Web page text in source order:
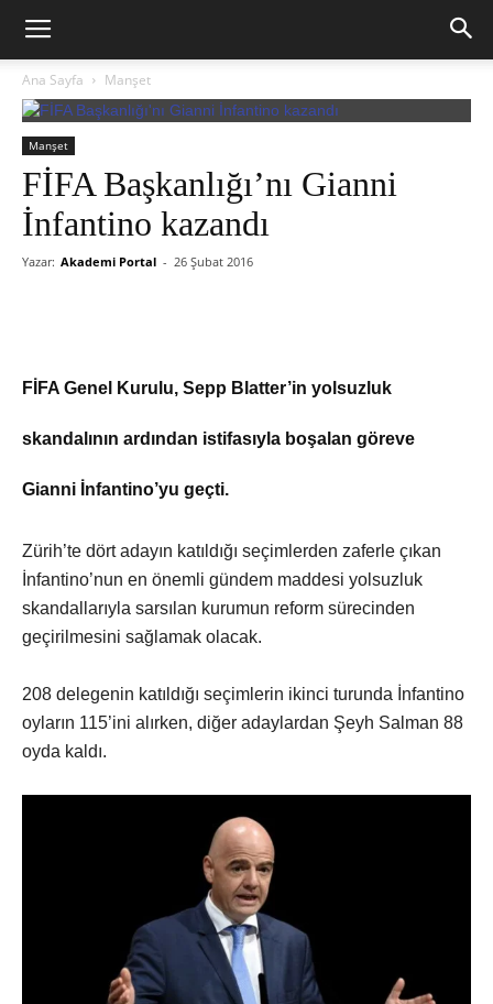
Ana Sayfa Manşet
Manşet
FİFA Başkanlığı’nı Gianni
İnfantino kazandı
Yazar: Akademi Portal - 26 Şubat 2016
FİFA Genel Kurulu, Sepp Blatter’in yolsuzluk
skandalının ardından istifasıyla boşalan göreve
Gianni İnfantino’yu geçti.
Zürih’te dört adayın katıldığı seçimlerden zaferle çıkan
İnfantino’nun en önemli gündem maddesi yolsuzluk
skandallarıyla sarsılan kurumun reform sürecinden
geçirilmesini sağlamak olacak.
208 delegenin katıldığı seçimlerin ikinci turunda İnfantino
oyların 115’ini alırken, diğer adaylardan Şeyh Salman 88
oyda kaldı.